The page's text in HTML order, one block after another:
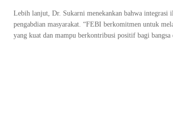
Lebih lanjut, Dr. Sukarni menekankan bahwa integrasi
pengabdian masyarakat. “FEBI berkomitmen untuk
yang kuat dan mampu berkontribusi positif bagi bangsa